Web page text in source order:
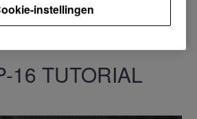
16 TUTORIAL
instellingen